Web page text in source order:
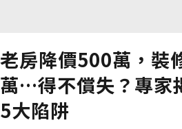
老房降價500萬，裝
萬…得不償失？專家
5大陷阱